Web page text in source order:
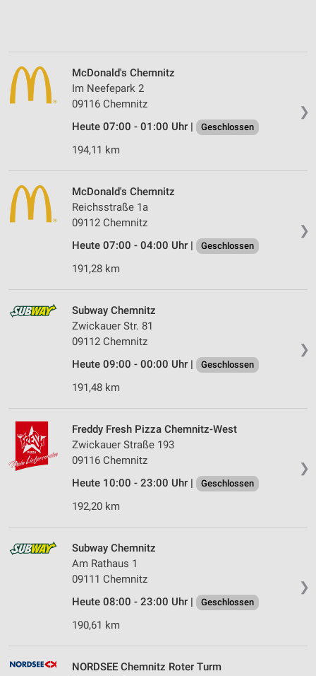
❯
McDonald's Chemnitz
Im Neefepark 2
09116 Chemnitz
Heute 07:00 - 01:00 Uhr |
Geschlossen
194,11 km
❯
McDonald's Chemnitz
Reichsstraße 1a
09112 Chemnitz
Heute 07:00 - 04:00 Uhr |
Geschlossen
191,28 km
❯
Subway Chemnitz
Zwickauer Str. 81
09112 Chemnitz
Heute 09:00 - 00:00 Uhr |
Geschlossen
191,48 km
❯
Freddy Fresh Pizza Chemnitz-West
Zwickauer Straße 193
09116 Chemnitz
Heute 10:00 - 23:00 Uhr |
Geschlossen
192,20 km
❯
Subway Chemnitz
Am Rathaus 1
09111 Chemnitz
Heute 08:00 - 23:00 Uhr |
Geschlossen
190,61 km
NORDSEE Chemnitz Roter Turm